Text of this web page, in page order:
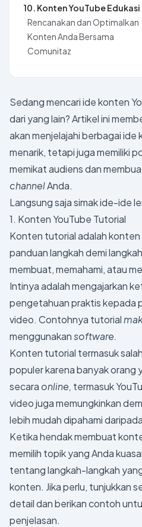
10. Konten YouTube Edukasi
Rencanakan dan Optimalkan
Konten Anda Bersama
Comunitaz
Sedang mencari ide konten
dari yang lain? Artikel ini
akan menjelajahi berbagai
menarik, tetapi juga memiliki
memikat audiens dan
channelAnda.
Langsung saja simak ide-ide
1. Konten YouTube Tutorial
Konten tutorial adalah konten
panduan langkah demi
membuat, memahami, atau
Intinya adalah mengajarkan
pengetahuan praktis kepada
video. Contohnya tutorial
menggunakansoftware.
Konten tutorial termasuk
populer karena banyak orang
secara online, termasuk
video juga memungkinkan
lebih mudah dipahami
Ketika hendak membuat
memilih topik yang Anda
tentang langkah-langkah
konten. Jika perlu, tunjukkan
detail dan berikan contoh
penjelasan.